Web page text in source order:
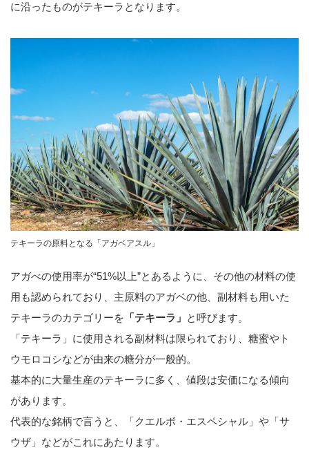
に沿ったものがテキーラとなります。
テキーラの原料となる「アガベアスル」
アガべの使用率が“51%以上”とあるように、その他の材料の使
用も認められており、主原料のアガベの他、副材料も用いた
テキーラのカテゴリーを 「テキーラ」 と呼びます。
「テキーラ」に使用される副材料は限られており、糖蜜やト
ウモロコシなどが由来の糖分が一般的。
基本的に大量生産のテキーラに多く、値段は安価になる傾向
があります。
代表的な銘柄で言うと、「クエルボ・エスペシャル」や「サ
ウザ」などがこれにあたります。